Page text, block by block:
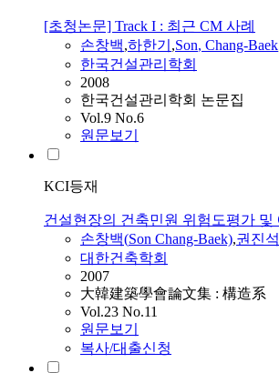
[초청논문] Track I : 최근 CM 사례
손창백,하한기 ,Son, Chang-Baek
한국건설관리학회
2008
한국건설관리학회 논문집
Vol.9 No.6
원문보기
KCI등재
건설현장의 건축민원 위험도평가 및
손창백(Son Chang-Baek),권진
대한건축학회
2007
大韓建築學會論文集 : 構造系
Vol.23 No.11
원문보기
복사/대출신청